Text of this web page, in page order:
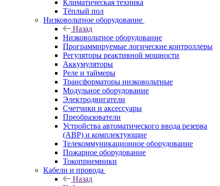
Климатическая техника
Тёплый пол
Низковольтное оборудование
Назад
Низковольтное оборудование
Программируемые логические контроллеры
Регуляторы реактивной мощности
Аккумуляторы
Реле и таймеры
Трансформаторы низковольтные
Модульное оборудование
Электродвигатели
Счетчики и аксессуары
Преобразователи
Устройства автоматического ввода резерва
(АВР) и комплектующие
Телекоммуникационное оборудование
Пожарное оборудование
Токоприемники
Кабели и провода
Назад